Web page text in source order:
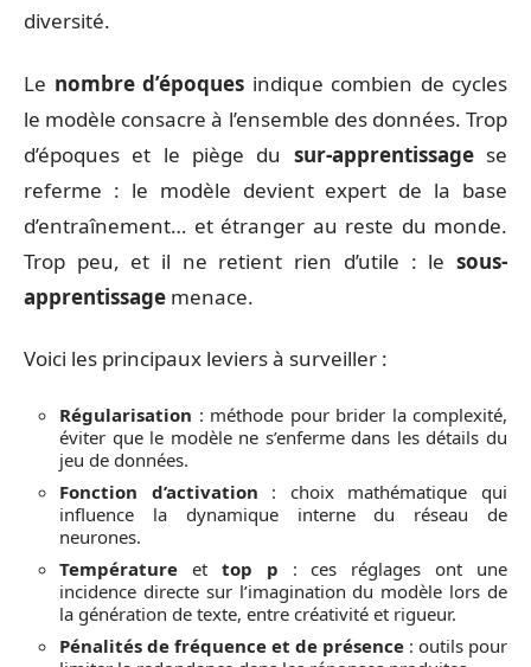
diversité.
Le nombre d’époques indique combien de cycles
le modèle consacre à l’ensemble des données. Trop
d’époques et le piège du sur-apprentissagese
referme : le modèle devient expert de la base
d’entraînement… et étranger au reste du monde.
Trop peu, et il ne retient rien d’utile : le sous-
apprentissage menace.
Voici les principaux leviers à surveiller :
Régularisation : méthode pour brider la complexité,
éviter que le modèle ne s’enferme dans les détails du
jeu de données.
Fonction d’activation : choix mathématique qui
influence la dynamique interne du réseau de
neurones.
Température et top p : ces réglages ont une
incidence directe sur l’imagination du modèle lors de
la génération de texte, entre créativité et rigueur.
Pénalités de fréquence et de présence : outils pour